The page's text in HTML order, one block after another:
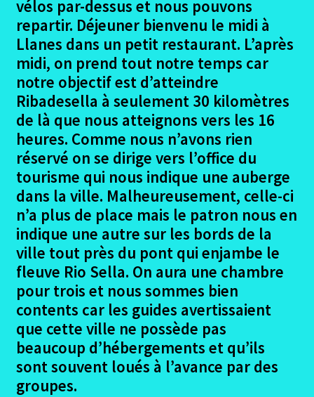
Tineo – Grandas de Salime
Grandas de Salime – Lugo
Lugo – Pedrouzo
Pedrouzo – Santiago chemin primitif
Derniers jours à Santiago chemin primitif
Le Retour mouvementé en bus
Gîtes et Auberges – Avis chemin primitif
Coût financier camino primitif
Matériel emporté
Le Chemin Primitif La Compostella
Conclusion camino primitif
vélos par-dessus et nous pouvons
repartir. Déjeuner bienvenu le midi à
Llanes dans un petit restaurant. L’après
midi, on prend tout notre temps car
notre objectif est d’atteindre
Ribadesella à seulement 30 kilomètres
de là que nous atteignons vers les 16
heures. Comme nous n’avons rien
réservé on se dirige vers l’office du
tourisme qui nous indique une auberge
dans la ville. Malheureusement, celle-ci
n’a plus de place mais le patron nous en
indique une autre sur les bords de la
ville tout près du pont qui enjambe le
fleuve Rio Sella. On aura une chambre
pour trois et nous sommes bien
contents car les guides avertissaient
que cette ville ne possède pas
beaucoup d’hébergements et qu’ils
sont souvent loués à l’avance par des
groupes.